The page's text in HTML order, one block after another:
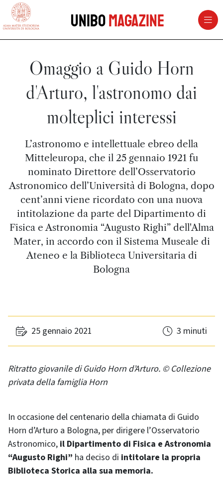
vai al contenuto della pagina
UniboMagazine
Omaggio a Guido Horn
d'Arturo, l'astronomo dai
molteplici interessi
L’astronomo e intellettuale ebreo della
Mitteleuropa, che il 25 gennaio 1921 fu
nominato Direttore dell’Osservatorio
Astronomico dell’Università di Bologna, dopo
cent’anni viene ricordato con una nuova
intitolazione da parte del Dipartimento di
Fisica e Astronomia “Augusto Righi” dell'Alma
Mater, in accordo con il Sistema Museale di
Ateneo e la Biblioteca Universitaria di
Bologna
25 gennaio 2021 3 minuti
Ritratto giovanile di Guido Horn d’Arturo. © Collezione
privata della famiglia Horn
In occasione del centenario della chiamata di Guido
Horn d’Arturo a Bologna, per dirigere l’Osservatorio
Astronomico, il Dipartimento di Fisica e Astronomia
“Augusto Righi” ha deciso di intitolare la propria
Biblioteca Storica alla sua memoria.